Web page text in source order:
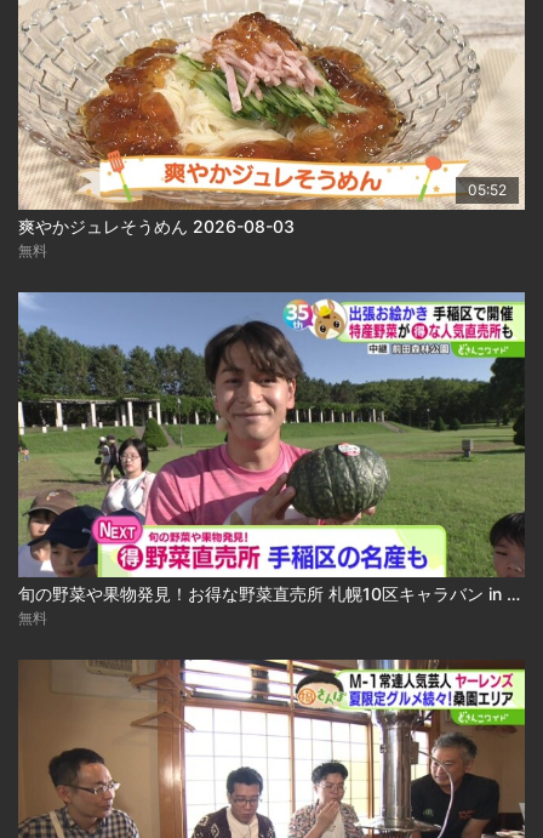
05:52
爽やかジュレそうめん 2026-08-03
無料
旬の野菜や果物発見！お得な野菜直売所 札幌10区キャラバン in 手稲区 2026-08-03
無料